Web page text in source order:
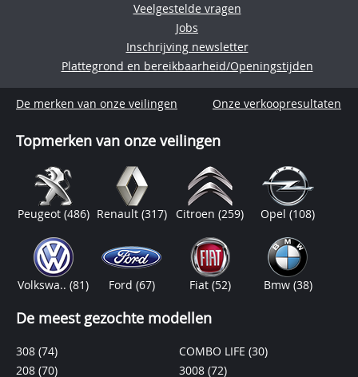
Veelgestelde vragen
Jobs
Inschrijving newsletter
Plattegrond en bereikbaarheid/Openingstijden
De merken van onze veilingen Onze verkoopresultaten
Topmerken van onze veilingen
Peugeot (486) Renault (317) Citroen(259) Opel(108)
Volkswa..(81) Ford (67) Fiat (52) Bmw (38)
De meest gezochte modellen
308 (74)
208 (70)
COMBO LIFE (30)
3008 (72)